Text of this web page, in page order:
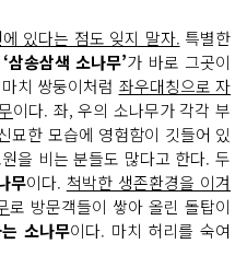
있다는 점도 잊지 말자. 특별한
‘삼송삼색 소나무’가 바로 그곳이
치 쌍둥이처럼 좌우대칭으로 자
이다. 좌, 우의 소나무가 각각 부
묘한 모습에 영험함이 깃들어 있
을 비는 분들도 많다고 한다. 두
무이다. 척박한 생존환경을 이겨
로 방문객들이 쌓아 올린 돌탑이
소나무이다. 마치 허리를 숙여